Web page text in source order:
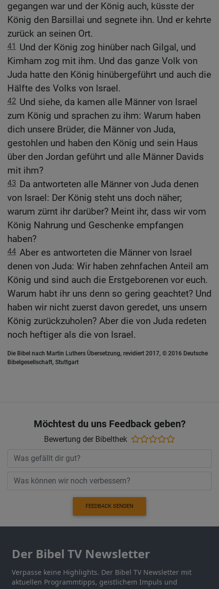
gegangen war und der König auch, küsste der
König den Barsillai und segnete ihn. Und er kehrte
zurück an seinen Ort.
41
Und der König zog hinüber nach Gilgal, und
Kimham zog mit ihm. Und das ganze Volk von
Juda hatte den König hinübergeführt und auch die
Hälfte des Volks von Israel.
42 Und siehe, da kamen alle Männer von Israel
zum König und sprachen zu ihm: Warum haben
dich unsere Brüder, die Männer von Juda,
gestohlen und haben den König und sein Haus
über den Jordan geführt und alle Männer Davids
mit ihm?
43 Da antworteten alle Männer von Juda denen
von Israel: Der König steht uns doch näher;
warum zürnt ihr darüber? Meint ihr, dass wir vom
König Nahrung und Geschenke empfangen
haben?
44 Aber es antworteten die Männer von Israel
denen von Juda: Wir haben zehnfachen Anteil am
König und sind auch die Erstgeborenen vor euch.
Warum habt ihr uns denn so gering geachtet? Und
haben wir nicht zuerst davon geredet, uns unsern
König zurückzuholen? Aber die von Juda redeten
noch heftiger als die von Israel.
Die Bibel nach Martin Luthers Übersetzung, revidiert 2017, © 2016 Deutsche
Bibelgesellschaft, Stuttgart
Möchtest du uns Feedback geben?
Bewertung der Bibelthek
FEEDBACK SENDEN
Der Bibel TV Newsletter
Verpasse keine Highlights. Der Bibel TV Newsletter mit
aktuellen Programmtipps, geistlichem Impuls und